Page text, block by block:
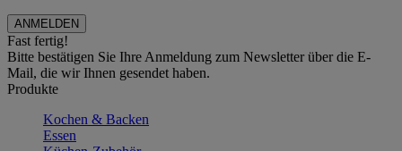
Fast fertig!
Bitte bestätigen Sie Ihre Anmeldung zum Newsletter über die E-
Mail, die wir Ihnen gesendet haben.
Produkte
Kochen & Backen
Essen